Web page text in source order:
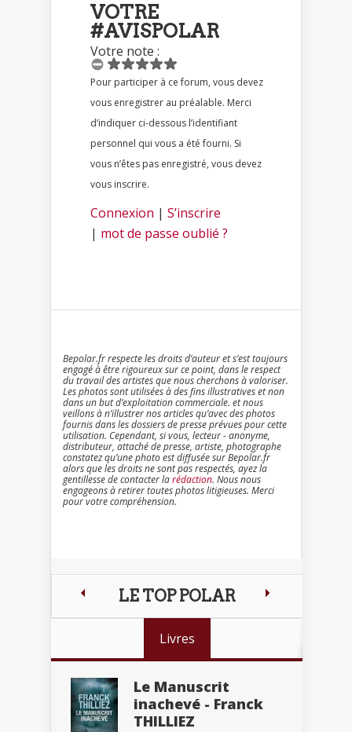
VOTRE
#AVISPOLAR
Votre note :
Pour participer à ce forum, vous devez
vous enregistrer au préalable. Merci
d’indiquer ci-dessous l’identifiant
personnel qui vous a été fourni. Si
vous n’êtes pas enregistré, vous devez
vous inscrire.
Connexion | S’inscrire
| mot de passe oublié ?
Bepolar.fr respecte les droits d’auteur et s’est toujours
engagé à être rigoureux sur ce point, dans le respect
du travail des artistes que nous cherchons à valoriser.
Les photos sont utilisées à des fins illustratives et non
dans un but d’exploitation commerciale. et nous
veillons à n’illustrer nos articles qu’avec des photos
fournis dans les dossiers de presse prévues pour cette
utilisation. Cependant, si vous, lecteur - anonyme,
distributeur, attaché de presse, artiste, photographe
constatez qu’une photo est diffusée sur Bepolar.fr
alors que les droits ne sont pas respectés, ayez la
gentillesse de contacter larédaction. Nous nous
engageons à retirer toutes photos litigieuses. Merci
pour votre compréhension.
LE TOP POLAR
Livres
Le Manuscrit
inachevé - Franck
THILLIEZ